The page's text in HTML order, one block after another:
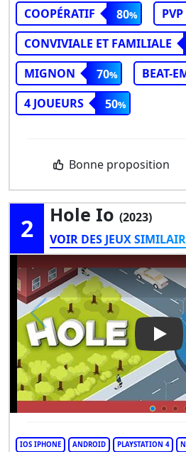
COOPÉRATIF
80 PVP
CONVIVIALE ET FAMILIALE
MIGNON
70 BEAT-
4 JOUEURS
50
Bonne proposition
2 Hole Io (2023)
VOIR DES JEUX
Play
IOS IPHONE ANDROID PLAYSTATION 4